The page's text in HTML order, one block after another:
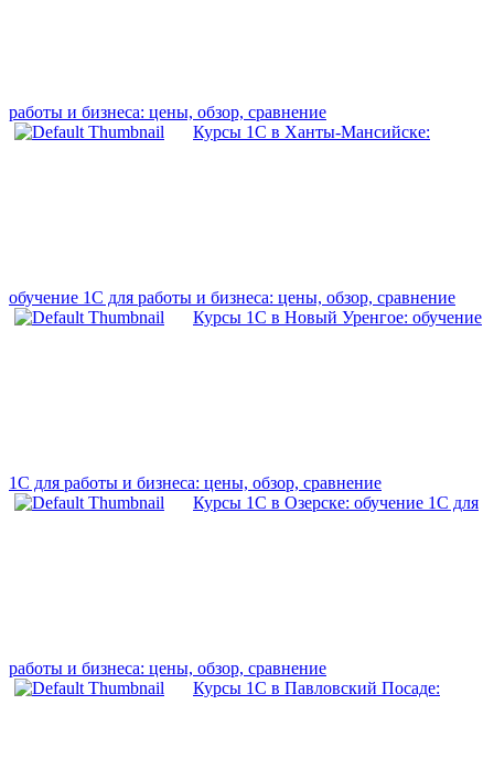
работы и бизнеса: цены, обзор, сравнение
Курсы 1С в Ханты-Мансийске:
обучение 1С для работы и бизнеса: цены, обзор, сравнение
Курсы 1С в Новый Уренгое: обучение
1С для работы и бизнеса: цены, обзор, сравнение
Курсы 1С в Озерске: обучение 1С для
работы и бизнеса: цены, обзор, сравнение
Курсы 1С в Павловский Посаде: